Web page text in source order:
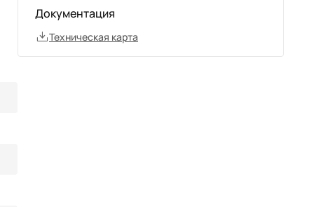
Документация
Техническая карта